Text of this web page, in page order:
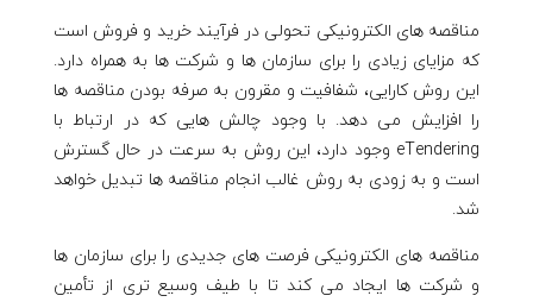
مناقصه های الکترونیکی تحولی در فرآیند خرید و فروش است
که مزایای زیادی را برای سازمان ها و شرکت ها به همراه دارد.
این روش کارایی، شفافیت و مقرون به صرفه بودن مناقصه ها
را افزایش می دهد. با وجود چالش هایی که در ارتباط با
eTendering وجود دارد، این روش به سرعت در حال گسترش
است و به زودی به روش غالب انجام مناقصه ها تبدیل خواهد
شد.
مناقصه های الکترونیکی فرصت های جدیدی را برای سازمان ها
و شرکت ها ایجاد می کند تا با طیف وسیع تری از تأمین